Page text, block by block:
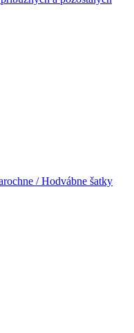
/ Hodvábne šatky